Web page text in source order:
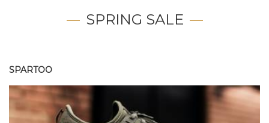
SPRING SALE
SPARTOO